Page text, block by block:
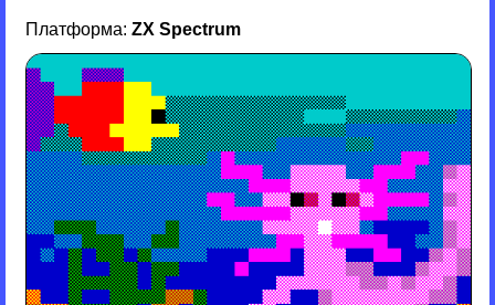
Платформа: ZX Spectrum